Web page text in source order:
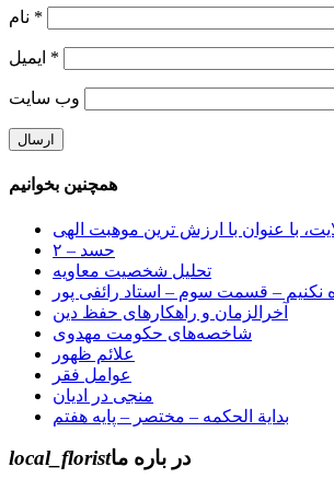
*
*
وب‌ سایت
همچنین بخوانیم
حسد – ۲
تحلیل شخصیت معاویه
نکنیم – قسمت سوم – استاد رائفی پور
آخرالزمان و راهکارهای حفظ دین
شاخصه‌های حکومت مهدوی
علائم ظهور
عوامل فقر
منجی در ادیان
بدایة الحکمه – مختصر – پایه هفتم
local_floristدر باره ما